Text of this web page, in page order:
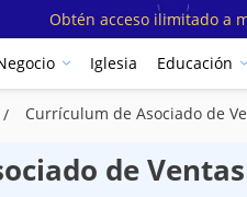
Obtén acceso ilimitado a
Iglesia Educación
Currículum de Asociado de
de